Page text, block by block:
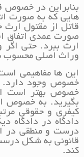
بنابراین در خصوص
هایی که به صورت
قاتل از مقتول ارث
صورت عمدی اتفاق
ارث ببرد. حتی
وراث اصلی محسوب
این ها مفاهیمی
خصوص وجود دارد.
خصوص بهتر است
بگیرید. به خصوص
کیفری و حقوقی
دادگاه در دادگاه
درست و منطقی در
قانونی به شکل
کند.